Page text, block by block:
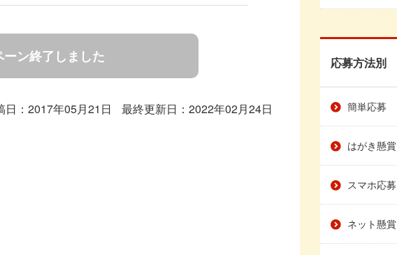
ン終了しました
日：2017年05月21日 最終更新日：2022年02月24日
応募方法別
簡単応募
はがき懸賞
スマホ応募
ネット懸賞